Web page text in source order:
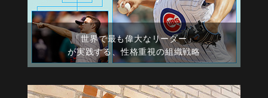
「世界で最も偉大なリーダー」
が実践する、性格重視の組織戦略